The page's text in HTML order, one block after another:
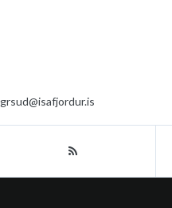
grsud@isafjordur.is